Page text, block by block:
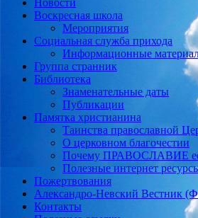
Воскресная школа
Мероприятия
Социальная служба прихода
Информационные
Группа странник
Библиотека
Знаменательные даты
Публикации
Памятка христианина
Таинства православной
О церковном благочестии
Почему ПРАВОСЛАВИЕ
Полезные интернет
Пожертвования
Александро-Невский Вестник
Контакты